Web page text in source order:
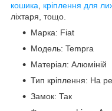
кошика, кріплення для
ліхтаря, тощо.
Марка: Fiat
Модель: Tempra
Матеріал: Алюміній
Тип кріплення: На
Замок: Так